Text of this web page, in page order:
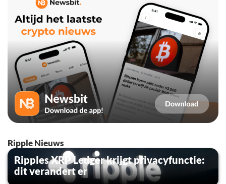
Ripple Nieuws
Ripples XRP Ledger krijgt privacyfunctie:
dit verandert er